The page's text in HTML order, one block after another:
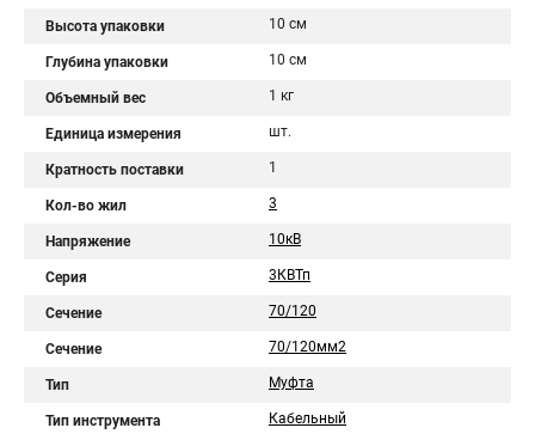
Высота упаковки 10 см
Глубина упаковки 10 см
Объемный вес 1 кг
Единица измерения шт.
Кратность поставки 1
Кол-во жил 3
Напряжение 10кВ
Серия 3КВТп
Сечение 70/120
Сечение 70/120мм2
Тип Муфта
Тип инструмента Кабельный